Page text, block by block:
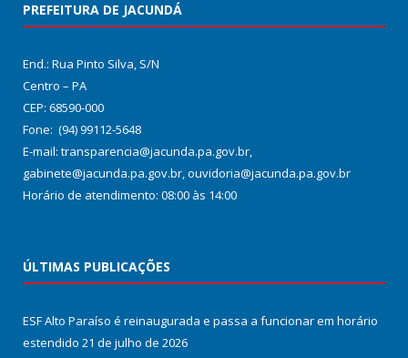
PREFEITURA DE JACUNDÁ
End.: Rua Pinto Silva, S/N
Centro – PA
CEP: 68590-000
Fone: (94) 99112-5648
E-mail: transparencia@jacunda.pa.gov.br,
gabinete@jacunda.pa.gov.br, ouvidoria@jacunda.pa.gov.br
Horário de atendimento: 08:00 às 14:00
ÚLTIMAS PUBLICAÇÕES
ESF Alto Paraíso é reinaugurada e passa a funcionar em horário
estendido 21 de julho de 2026